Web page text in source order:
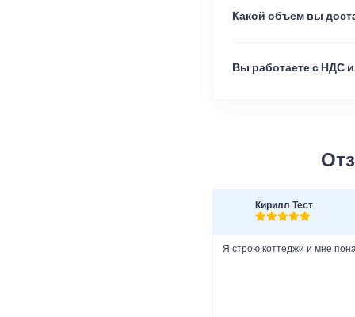
Какой объем вы
Вы работаете с НДС
Кирилл Тест
Я строю коттеджи и мне